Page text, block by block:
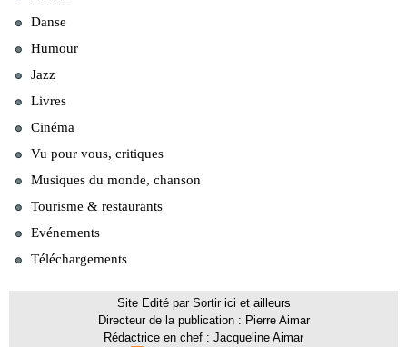
Danse
Humour
Jazz
Livres
Cinéma
Vu pour vous, critiques
Musiques du monde, chanson
Tourisme & restaurants
Evénements
Téléchargements
Site Edité par Sortir ici et ailleurs
Directeur de la publication : Pierre Aimar
Rédactrice en chef : Jacqueline Aimar